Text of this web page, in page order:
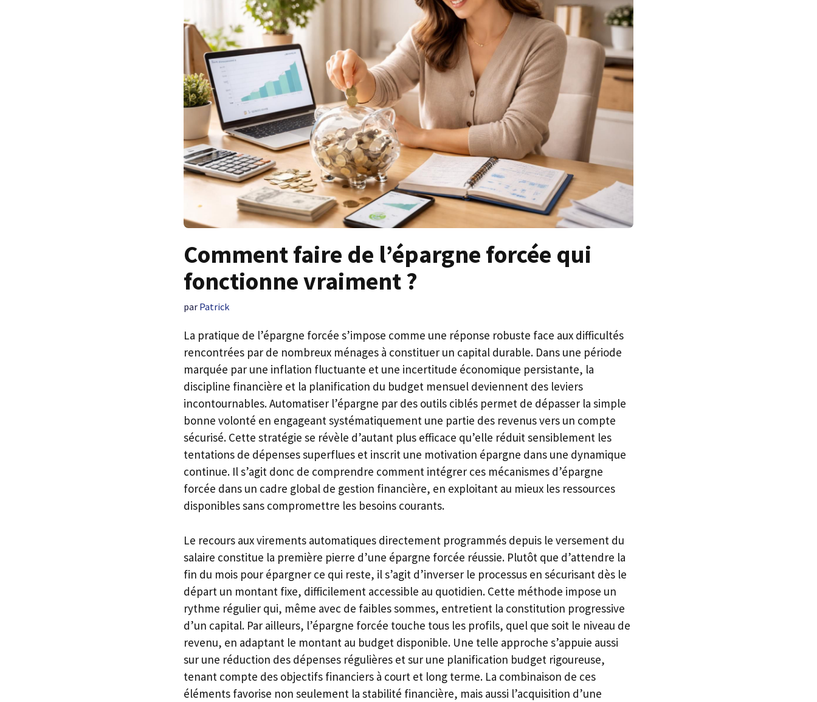
Comment faire de l’épargne forcée qui
fonctionne vraiment ?
par Patrick
La pratique de l’épargne forcée s’impose comme une réponse robuste face aux difficultés
rencontrées par de nombreux ménages à constituer un capital durable. Dans une période
marquée par une inflation fluctuante et une incertitude économique persistante, la
discipline financière et la planification du budget mensuel deviennent des leviers
incontournables. Automatiser l’épargne par des outils ciblés permet de dépasser la simple
bonne volonté en engageant systématiquement une partie des revenus vers un compte
sécurisé. Cette stratégie se révèle d’autant plus efficace qu’elle réduit sensiblement les
tentations de dépenses superflues et inscrit une motivation épargne dans une dynamique
continue. Il s’agit donc de comprendre comment intégrer ces mécanismes d’épargne
forcée dans un cadre global de gestion financière, en exploitant au mieux les ressources
disponibles sans compromettre les besoins courants.
Le recours aux virements automatiques directement programmés depuis le versement du
salaire constitue la première pierre d’une épargne forcée réussie. Plutôt que d’attendre la
fin du mois pour épargner ce qui reste, il s’agit d’inverser le processus en sécurisant dès le
départ un montant fixe, difficilement accessible au quotidien. Cette méthode impose un
rythme régulier qui, même avec de faibles sommes, entretient la constitution progressive
d’un capital. Par ailleurs, l’épargne forcée touche tous les profils, quel que soit le niveau de
revenu, en adaptant le montant au budget disponible. Une telle approche s’appuie aussi
sur une réduction des dépenses régulières et sur une planification budget rigoureuse,
tenant compte des objectifs financiers à court et long terme. La combinaison de ces
éléments favorise non seulement la stabilité financière, mais aussi l’acquisition d’une